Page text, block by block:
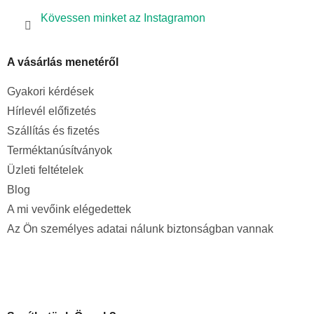
Kövessen minket az Instagramon
A vásárlás menetéről
Gyakori kérdések
Hírlevél előfizetés
Szállítás és fizetés
Terméktanúsítványok
Üzleti feltételek
Blog
A mi vevőink elégedettek
Az Ön személyes adatai nálunk biztonságban vannak